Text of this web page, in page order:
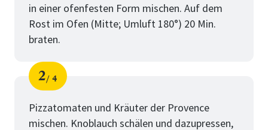
in einer ofenfesten Form mischen. Auf dem
Rost im Ofen (Mitte; Umluft 180°) 20 Min.
braten.
Schritt
2
von
4
Pizzatomaten und Kräuter der Provence
mischen. Knoblauch schälen und dazupressen,